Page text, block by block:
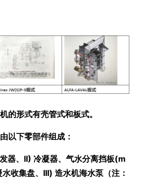
的形式有壳管式和板式。
以下零部件组成：
器、II) 冷凝器、气水分离挡板(m
收集盘、III) 造水机海水泵 （注：